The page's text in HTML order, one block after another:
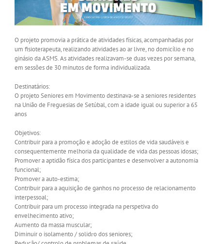
O projeto promovia a prática de atividades físicas, acompanhadas por
um fisioterapeuta, realizando atividades ao ar livre, no domicílio e no
ginásio da ASMS. As atividades realizavam-se duas vezes por semana,
em sessões de 30 minutos de forma individualizada.
Destinatários:
O projeto Seniores em Movimento destinava-se a seniores residentes
na União de Freguesias de Setúbal, com a idade igual ou superior a 65
anos
Objetivos:
Contribuir para a promoção e adoção de estilos de vida saudáveis e
consequentemente melhoria da qualidade de vida das pessoas idosas;
Promover a aptidão física dos participantes e desenvolver a autonomia
funcional;
Promover a auto-estima;
Contribuir para a aquisição de ganhos no processo de relacionamento
interpessoal;
Contribuir para um processo integrada na perspetiva do
envelhecimento ativo;
Aumento da massa muscular;
Diminuir o isolamento / solidгo dos seniores;